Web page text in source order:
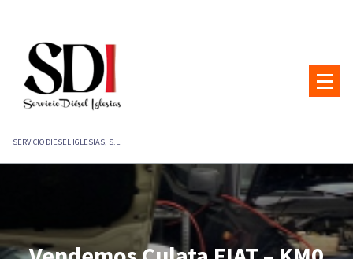
contenido
SERVICIO DIESEL IGLESIAS, S.L.